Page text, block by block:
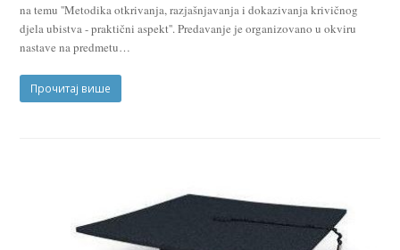
na temu ''Metodika otkrivanja, razjašnjavanja i dokazivanja krivičnog
djela ubistva - praktični aspekt''. Predavanje je organizovano u okviru
nastave na predmetu…
Прочитај више